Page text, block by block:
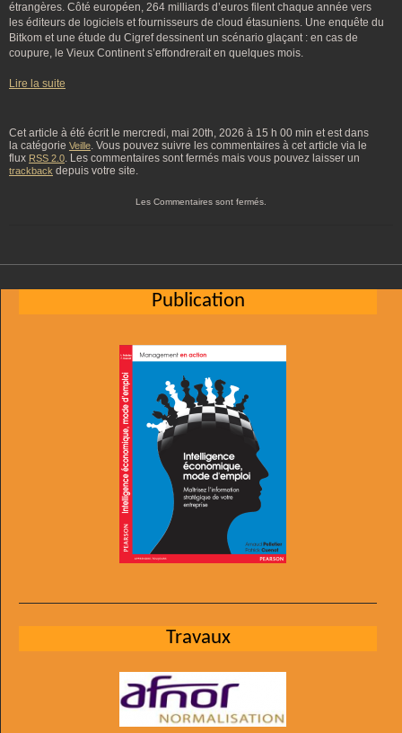
étrangères. Côté européen, 264 milliards d’euros filent chaque année vers
les éditeurs de logiciels et fournisseurs de cloud étasuniens. Une enquête du
Bitkom et une étude du Cigref dessinent un scénario glaçant : en cas de
coupure, le Vieux Continent s’effondrerait en quelques mois.
Lire la suite
Cet article à été écrit le mercredi, mai 20th, 2026 à 15 h 00 min et est dans
la catégorie Veille. Vous pouvez suivre les commentaires à cet article via le
flux RSS 2.0. Les commentaires sont fermés mais vous pouvez laisser un
trackback depuis votre site.
Les Commentaires sont fermés.
Publication
Travaux